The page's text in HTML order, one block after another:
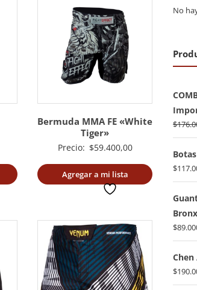
Bermuda MMA FE «White
Tiger»
Precio: $59.400,00
Agregar a mi lista
No
$
$
Bronx
$
Chen
$